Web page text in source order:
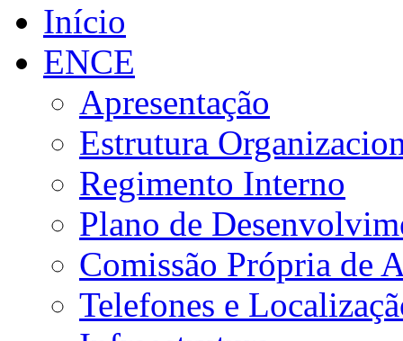
Início
ENCE
Apresentação
Estrutura
Regimento Interno
Plano de
Comissão Própria de
Telefones e